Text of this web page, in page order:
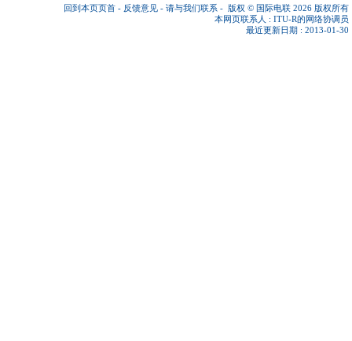
回到本页页首 - 反馈意见 - 请与我们联系 - 版权 © 国际电联 2026 版权所有
本网页联系人 : ITU-R的网络协调员
最近更新日期 : 2013-01-30